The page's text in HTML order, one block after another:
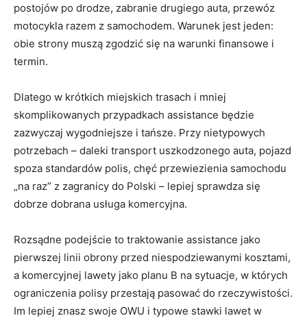
postojów po drodze, zabranie drugiego auta, przewóz
motocykla razem z samochodem. Warunek jest jeden:
obie strony muszą zgodzić się na warunki finansowe i
termin.
Dlatego w krótkich miejskich trasach i mniej
skomplikowanych przypadkach assistance będzie
zazwyczaj wygodniejsze i tańsze. Przy nietypowych
potrzebach – daleki transport uszkodzonego auta, pojazd
spoza standardów polis, chęć przewiezienia samochodu
„na raz” z zagranicy do Polski – lepiej sprawdza się
dobrze dobrana usługa komercyjna.
Rozsądne podejście to traktowanie assistance jako
pierwszej linii obrony przed niespodziewanymi kosztami,
a komercyjnej lawety jako planu B na sytuacje, w których
ograniczenia polisy przestają pasować do rzeczywistości.
Im lepiej znasz swoje OWU i typowe stawki lawet w